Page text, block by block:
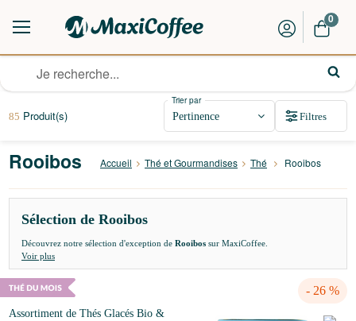
0
Rooibos Accueil Thé et Gourmandises Thé Rooibos
Sélection de Rooibos
Découvrez notre sélection d'exception de Rooibos sur MaxiCoffee.
Voir plus
85 Produit(s)
Trier par
Filtres
- 26 %
Assortiment de Thés Glacés Bio &